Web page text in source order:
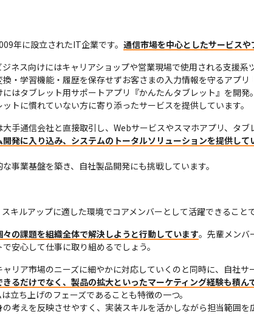
年に設立されたIT企業です。 通信市場を中心としたサービス
ネス向けにはキャリアショップや営業現場で使用される支援
・学習機能・履歴を保存せずお客さまの入力情報を守るアプリ
はタブレット用サポートアプリ『かんたんタブレット』を開
トに慣れていない方に寄り添ったサービスを提供しています。
手通信会社と直接取引し、Webサービスやスマホアプリ、タブ
発に入り込み、システムのトータルソリューションを提供して
事業基盤を築き、自社製品開発にも挑戦しています。
キルアップに適した環境でコアメンバーとして活躍できることで
の課題を組織全体で解決しようと行動しています。先輩メンバ
安心して仕事に取り組めるでしょう。
リア市場のニーズに細やかに対応していくのと同時に、自社
るだけでなく、製品の拡大といったマーケティング経験も積ん
立ち上げのフェーズであることも特徴の一つ。
考えを反映させやすく、実装スキルを活かしながら担当範囲を